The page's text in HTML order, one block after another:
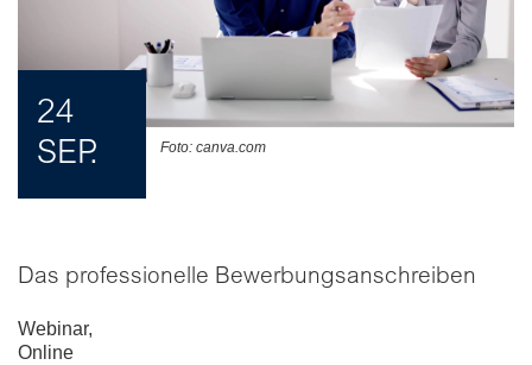
Foto: canva.com
24
SEP.
Das professionelle Bewerbungsanschreiben
Webinar,
Online